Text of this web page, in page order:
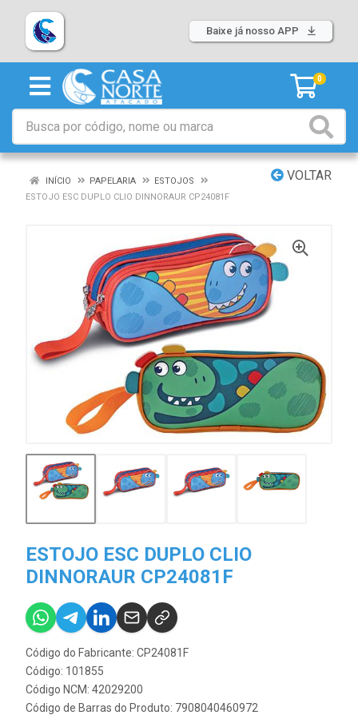
Baixe já nosso APP
0
VOLTAR
INÍCIO PAPELARIA
ESTOJOS
ESTOJO ESC DUPLO CLIO DINNORAUR CP24081F
ESTOJO ESC DUPLO CLIO
DINNORAUR CP24081F
Código do Fabricante: CP24081F
Código: 101855
Código NCM: 42029200
Código de Barras do Produto: 7908040460972